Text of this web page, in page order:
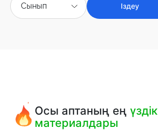
Сынып Іздеу
Осы аптаның еңүздік
материалдары